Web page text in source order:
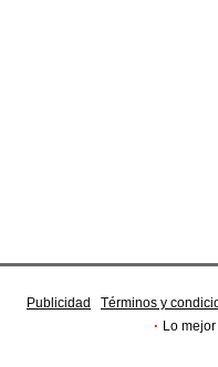
Publicidad Términos y
· Lo